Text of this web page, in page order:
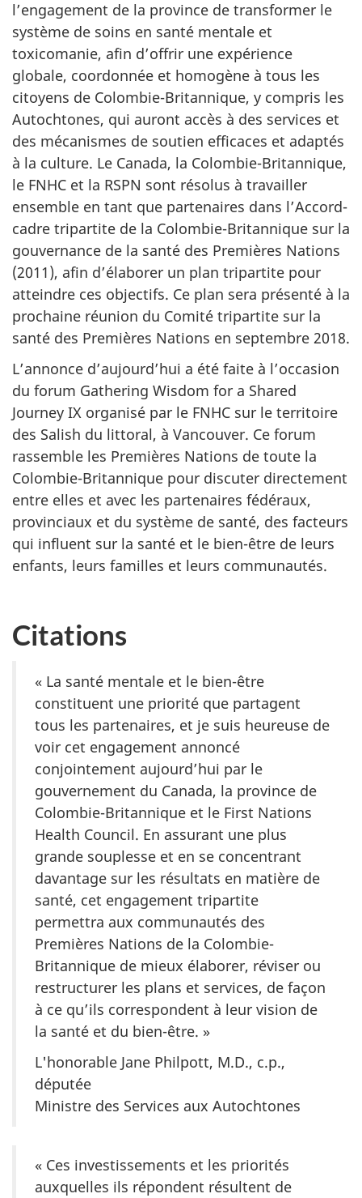
l’engagement de la province de transformer le
système de soins en santé mentale et
toxicomanie, afin d’offrir une expérience
globale, coordonnée et homogène à tous les
citoyens de Colombie-Britannique, y compris les
Autochtones, qui auront accès à des services et
des mécanismes de soutien efficaces et adaptés
à la culture. Le Canada, la Colombie-Britannique,
le FNHC et la RSPN sont résolus à travailler
ensemble en tant que partenaires dans l’Accord-
cadre tripartite de la Colombie-Britannique sur la
gouvernance de la santé des Premières Nations
(2011), afin d’élaborer un plan tripartite pour
atteindre ces objectifs. Ce plan sera présenté à la
prochaine réunion du Comité tripartite sur la
santé des Premières Nations en septembre 2018.
L’annonce d’aujourd’hui a été faite à l’occasion
du forum Gathering Wisdom for a Shared
Journey IX organisé par le FNHC sur le territoire
des Salish du littoral, à Vancouver. Ce forum
rassemble les Premières Nations de toute la
Colombie-Britannique pour discuter directement
entre elles et avec les partenaires fédéraux,
provinciaux et du système de santé, des facteurs
qui influent sur la santé et le bien-être de leurs
enfants, leurs familles et leurs communautés.
Citations
« La santé mentale et le bien-être
constituent une priorité que partagent
tous les partenaires, et je suis heureuse de
voir cet engagement annoncé
conjointement aujourd’hui par le
gouvernement du Canada, la province de
Colombie-Britannique et le First Nations
Health Council. En assurant une plus
grande souplesse et en se concentrant
davantage sur les résultats en matière de
santé, cet engagement tripartite
permettra aux communautés des
Premières Nations de la Colombie-
Britannique de mieux élaborer, réviser ou
restructurer les plans et services, de façon
à ce qu’ils correspondent à leur vision de
la santé et du bien-être. »
L'honorable Jane Philpott, M.D., c.p.,
députée
Ministre des Services aux Autochtones
« Ces investissements et les priorités
auxquelles ils répondent résultent de